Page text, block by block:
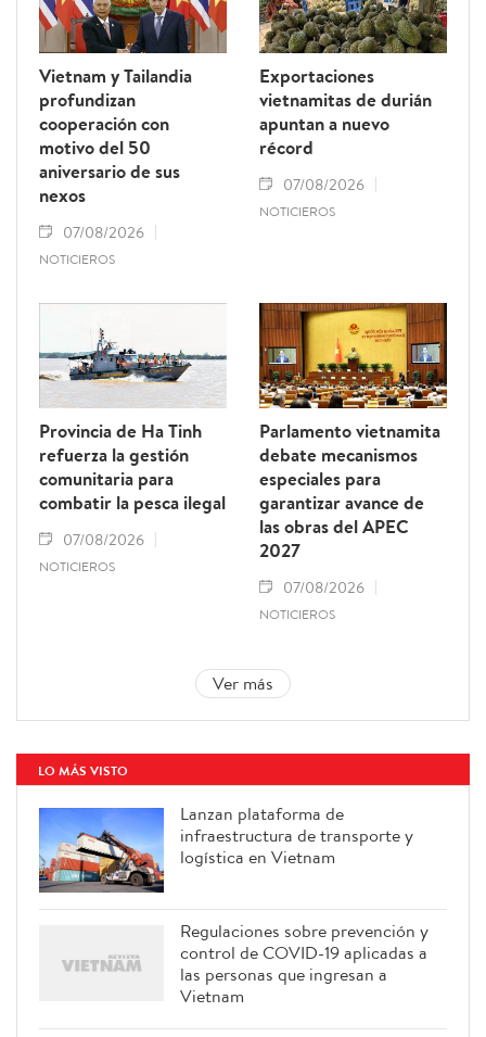
Vietnam y Tailandia
profundizan
cooperación con
motivo del 50
aniversario de sus
nexos
07/08/2026
NOTICIEROS
Exportaciones
vietnamitas de durián
apuntan a nuevo
récord
07/08/2026
NOTICIEROS
Provincia de Ha Tinh
refuerza la gestión
comunitaria para
combatir la pesca ilegal
07/08/2026
NOTICIEROS
Parlamento vietnamita
debate mecanismos
especiales para
garantizar avance de
las obras del APEC
2027
07/08/2026
NOTICIEROS
Ver más
LO MÁS VISTO
Lanzan plataforma de
infraestructura de transporte y
logística en Vietnam
Regulaciones sobre prevención y
control de COVID-19 aplicadas a
las personas que ingresan a
Vietnam